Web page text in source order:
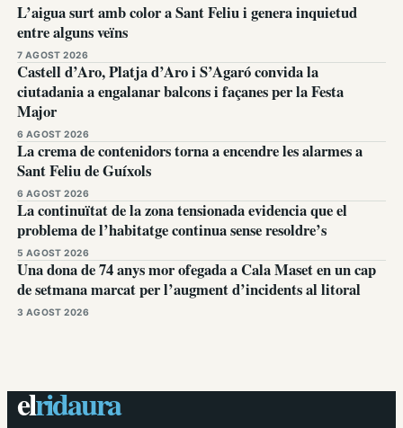
L’aigua surt amb color a Sant Feliu i genera inquietud
entre alguns veïns
7 AGOST 2026
Castell d’Aro, Platja d’Aro i S’Agaró convida la
ciutadania a engalanar balcons i façanes per la Festa
Major
6 AGOST 2026
La crema de contenidors torna a encendre les alarmes a
Sant Feliu de Guíxols
6 AGOST 2026
La continuïtat de la zona tensionada evidencia que el
problema de l’habitatge continua sense resoldre’s
5 AGOST 2026
Una dona de 74 anys mor ofegada a Cala Maset en un cap
de setmana marcat per l’augment d’incidents al litoral
3 AGOST 2026
elridaura